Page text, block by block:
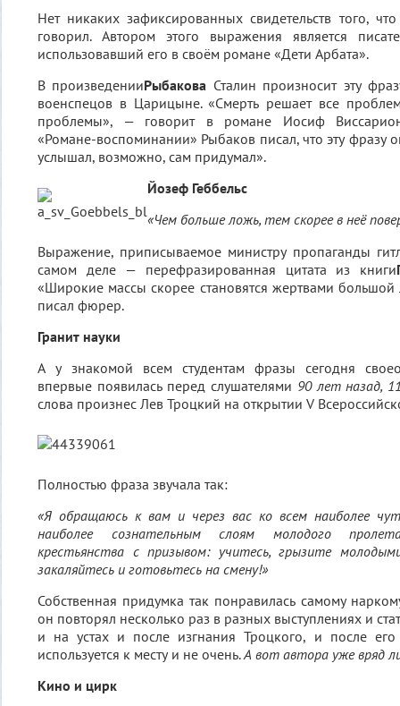
Нет никаких зафиксированных свидетельств того,
говорил. Автором этого выражения является
использовавший его в своём романе «Дети Арбата».
В произведенииРыбакова Сталин произносит эту
военспецов в Царицыне. «Смерть решает все
проблемы», — говорит в романе Иосиф
«Романе-воспоминании» Рыбаков писал, что эту фразу
услышал, возможно, сам придумал».
Йозеф Геббельс
«Чем больше ложь, тем скорее в неё
Выражение, приписываемое министру пропаганды
самом деле — перефразированная цитата из книги
«Широкие массы скорее становятся жертвами
писал фюрер.
Гранит науки
А у знакомой всем студентам фразы сегодня
впервые появилась перед слушателями 90 лет назад,
слова произнес Лев Троцкий на открытии V
Полностью фраза звучала так:
«Я обращаюсь к вам и через вас ко всем наиболее
наиболее сознательным слоям молодого
крестьянства с призывом: учитесь, грызите
закаляйтесь и готовьтесь на смену!»
Собственная придумка так понравилась самому
он повторял несколько раз в разных выступлениях и
и на устах и после изгнания Троцкого, и после
используется к месту и не очень.А вот автора уже вряд
Кино и цирк